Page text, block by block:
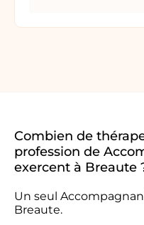
Combien de
profession de
exercent à Breaute
Un seul
Breaute.